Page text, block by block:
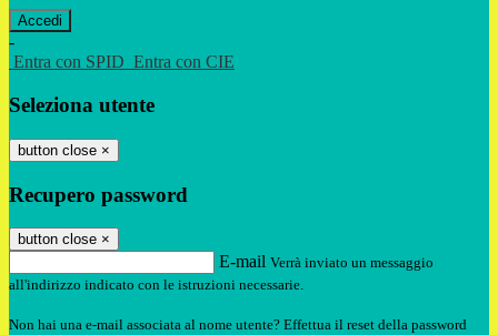
-
Entra con SPID Entra con CIE
Seleziona utente
button close ×
Recupero password
button close ×
E-mail Verrà inviato un messaggio
all'indirizzo indicato con le istruzioni necessarie.
Non hai una e-mail associata al nome utente? Effettua il reset della password